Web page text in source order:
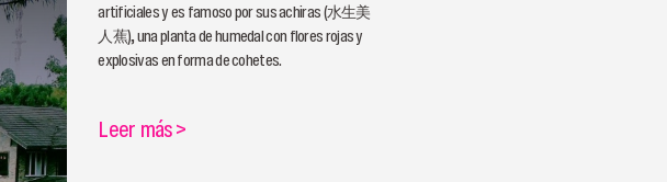
artificiales y es famoso por sus achiras (水生美
人蕉), una planta de humedal con flores rojas y
explosivas en forma de cohetes.
Leer más>